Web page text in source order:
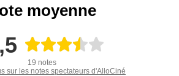
moyenne
19 notes
sur les notes spectateurs d'AlloCiné